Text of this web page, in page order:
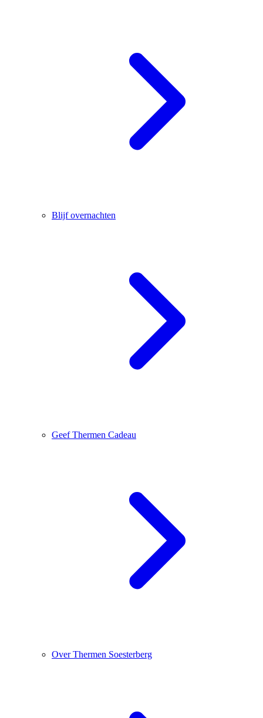
Blijf overnachten
Geef Thermen Cadeau
Over Thermen Soesterberg